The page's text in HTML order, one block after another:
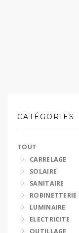
CATÉGORIES
TOUT
CARRELAGE
SOLAIRE
SANITAIRE
ROBINETTERIE
LUMINAIRE
ELECTRICITE
OUTILLAGE